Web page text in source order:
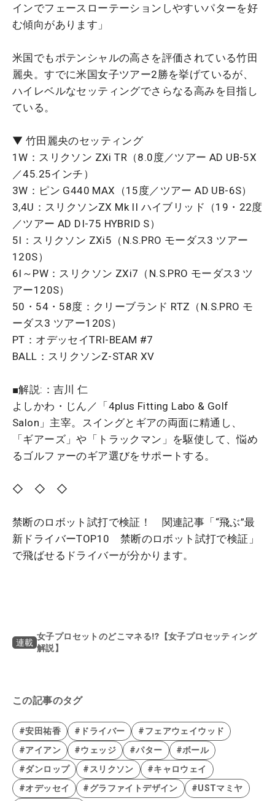
インでフェースローテーションしやすいパターを好
む傾向があります」
米国でもポテンシャルの高さを評価されている竹田
麗央。すでに米国女子ツアー2勝を挙げているが、
ハイレベルなセッティングでさらなる高みを目指し
ている。
▼ 竹田麗央のセッティング
1W：スリクソン ZXi TR（8.0度／ツアー AD UB-5X
／45.25インチ）
3W：ピン G440 MAX（15度／ツアー AD UB-6S）
3,4U：スリクソンZX Mk II ハイブリッド（19・22度
／ツアー AD DI-75 HYBRID S）
5I：スリクソン ZXi5（N.S.PRO モーダス3 ツアー
120S）
6I～PW：スリクソン ZXi7（N.S.PRO モーダス3 ツ
アー120S）
50・54・58度：クリーブランド RTZ（N.S.PRO モ
ーダス3 ツアー120S）
PT：オデッセイTRI-BEAM #7
BALL：スリクソンZ-STAR XV
■解説:：吉川 仁
よしかわ・じん／「4plus Fitting Labo & Golf
Salon」主宰。スイングとギアの両面に精通し、
「ギアーズ」や「トラックマン」を駆使して、悩め
るゴルファーのギア選びをサポートする。
◇ ◇ ◇
禁断のロボット試打で検証！ 関連記事「 “飛ぶ”最
新ドライバーTOP10 禁断のロボット試打で検証 」
で飛ばせるドライバーが分かります。
連載
女子プロセットのどこマネる⁉【女子プロセッティング
解説】
この記事のタグ
#安田祐香 #ドライバー
#フェアウェイウッド
#アイアン
#ウェッジ #パター
#ボール
#ダンロップ
#スリクソン
#キャロウェイ
#オデッセイ
#グラファイトデザイン
#USTマミヤ